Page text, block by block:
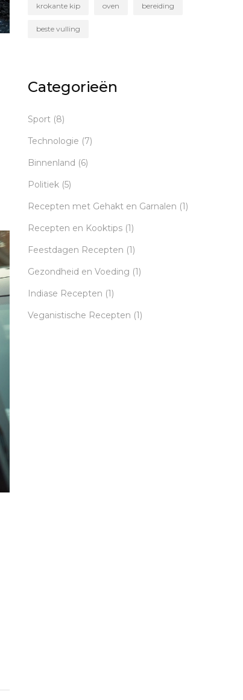
krokante kip oven bereiding
beste vulling
Categorieën
Sport (8)
Technologie (7)
Binnenland (6)
Politiek (5)
Recepten met Gehakt en Garnalen (1)
Recepten en Kooktips (1)
Feestdagen Recepten (1)
Gezondheid en Voeding (1)
Indiase Recepten (1)
Veganistische Recepten (1)